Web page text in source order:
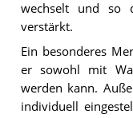
wechselt und so
verstärkt.
Ein besonderes
er sowohl mit
werden kann.
individuell